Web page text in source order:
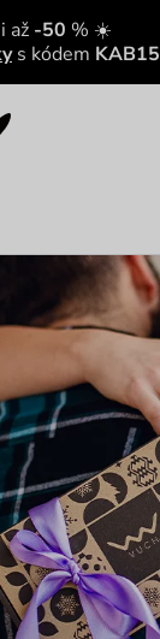
až -50 % ☀️
s kódem KAB15